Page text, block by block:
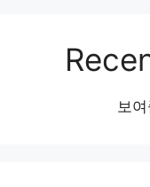
보